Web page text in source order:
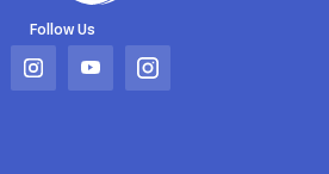
Follow Us
Abrir
Abrir
Abrir